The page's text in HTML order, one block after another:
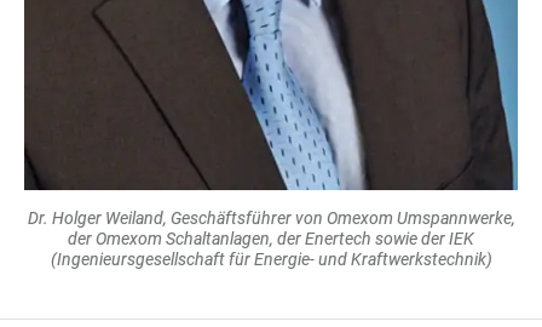
Dr. Holger Weiland, Geschäftsführer von Omexom Umspannwerke,
der Omexom Schaltanlagen, der Enertech sowie der IEK
(Ingenieursgesellschaft für Energie- und Kraftwerkstechnik)